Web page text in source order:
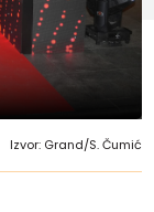
Izvor: Grand/S. Čumić